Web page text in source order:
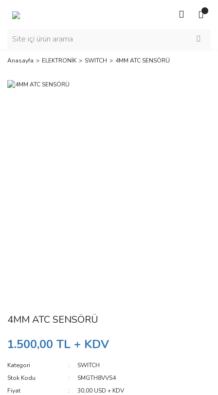
Anasayfa ELEKTRONİK SWITCH 4MM ATC SENSÖRÜ
4MM ATC SENSÖRÜ
1.500,00 TL + KDV
Kategori
SWITCH
Stok Kodu
SMGTH8VVS4
Fiyat
30,00 USD + KDV